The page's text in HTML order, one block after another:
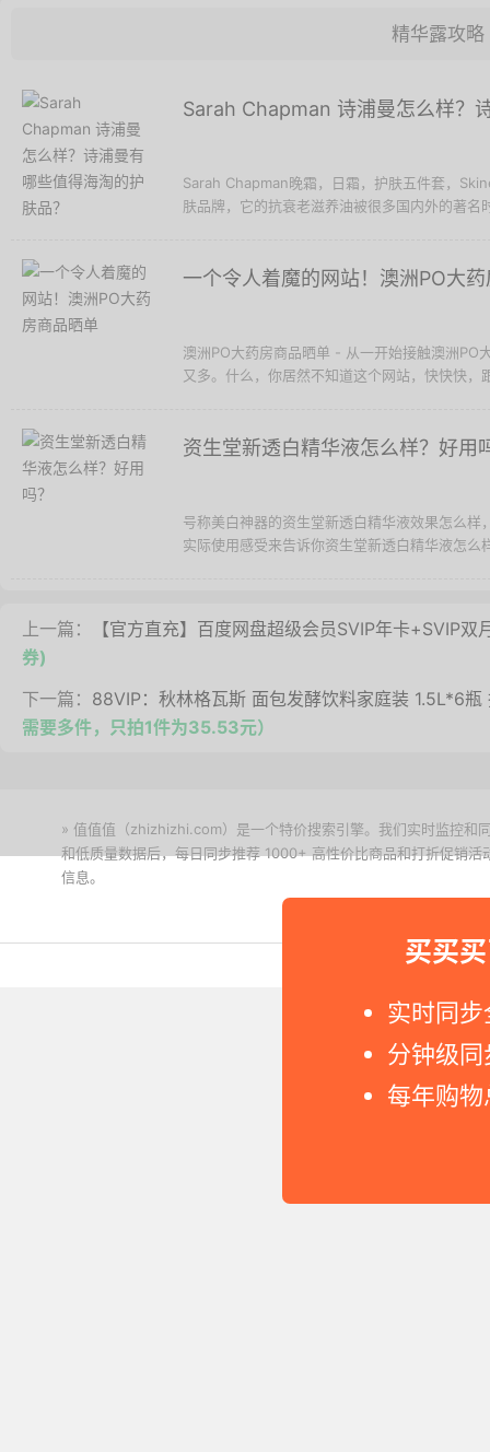
买买
实时同
分钟级
每年购
精华露攻略
Sarah Chapman 诗浦曼怎么样？
Sarah Chapman晚霜，日霜，护肤五件套，
肤品牌，它的抗衰老滋养油被很多国内外的著
一个令人着魔的网站！澳洲PO大
澳洲PO大药房商品晒单 - 从一开始接触澳洲PO
又多。什么，你居然不知道这个网站，快快快
资生堂新透白精华液怎么样？好用
号称美白神器的资生堂新透白精华液效果怎么
实际使用感受来告诉你资生堂新透白精华液怎么
上一篇：
【官方直充】百度网盘超级会员SVIP年卡+SVIP
券)
下一篇： 88VIP：秋林格瓦斯 面包发酵饮料家庭装 1.5L*6瓶
需要多件，只拍1件为35.53元）
» 值值值（zhizhizhi.com）是一个特价搜索引擎。我们实时监控和
和低质量数据后，每日同步推荐 1000+ 高性价比商品和打折促销
信息。
Copyright © 2011-2026 网购